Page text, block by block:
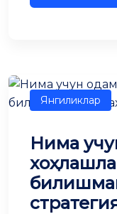
Янгиликлар
Нима